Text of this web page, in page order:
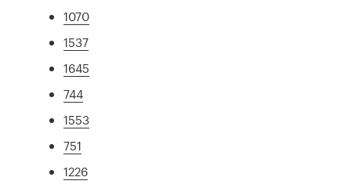
1070
1537
1645
744
1553
751
1226